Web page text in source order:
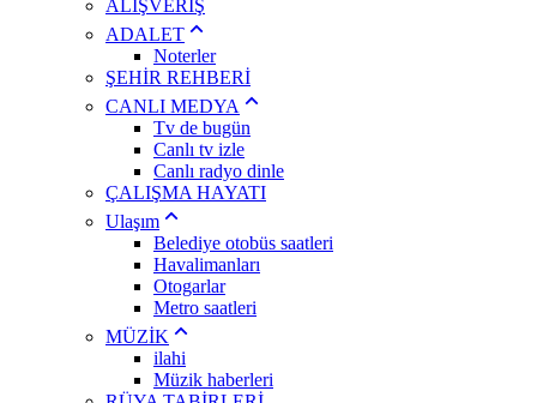
ALIŞVERİŞ
ADALET
Noterler
ŞEHİR REHBERİ
CANLI MEDYA
Tv de bugün
Canlı tv izle
Canlı radyo dinle
ÇALIŞMA HAYATI
Ulaşım
Belediye otobüs saatleri
Havalimanları
Otogarlar
Metro saatleri
MÜZİK
ilahi
Müzik haberleri